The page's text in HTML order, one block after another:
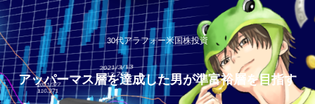
30代アラフォー米国株投資
アッパーマス層を達成した男が準富裕層を目指す